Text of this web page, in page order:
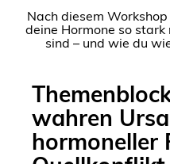
Nach diesem
deine Hormone so
sind – und wie du
wahren
hormoneller